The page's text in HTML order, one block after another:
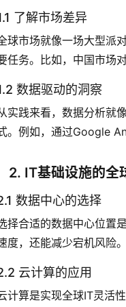
了解市场差异
球市场就像一场大型派
任务。比如，中国市场
数据驱动的洞察
实践来看，数据分析就
。例如，通过Google
2. IT基础设施的全
数据中心的选择
择合适的数据中心位置
度，还能减少宕机风险
云计算的应用
计算是实现全球IT灵活